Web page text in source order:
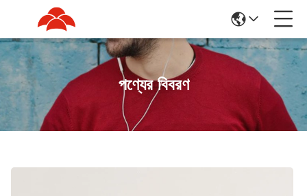
পণ্যের বিবরণ